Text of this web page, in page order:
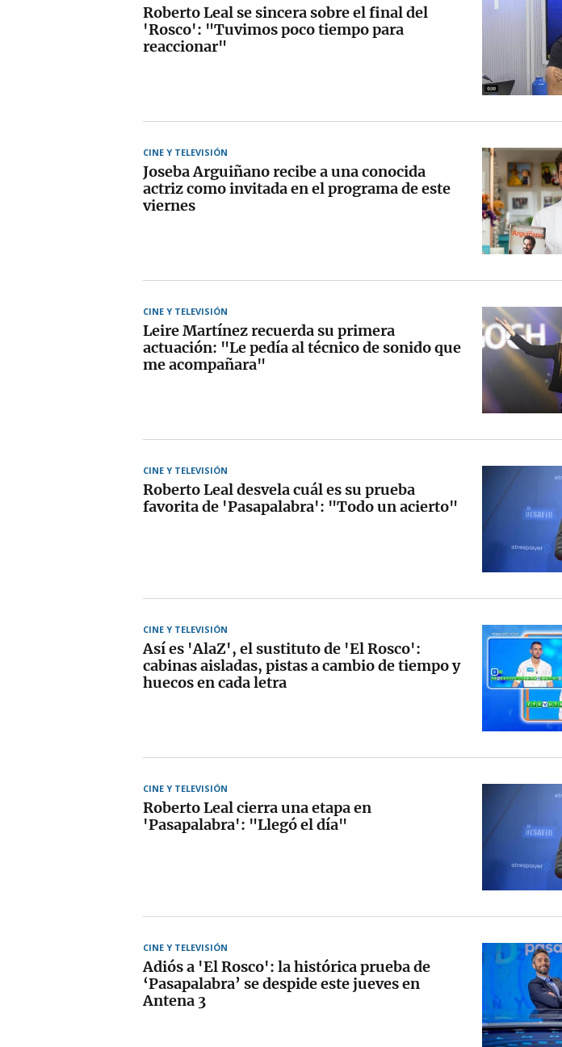
Roberto Leal se sincera sobre el final del
'Rosco': "Tuvimos poco tiempo para
reaccionar"
CINE Y TELEVISIÓN
Joseba Arguiñano recibe a una conocida
actriz como invitada en el programa de este
viernes
CINE Y TELEVISIÓN
Leire Martínez recuerda su primera
actuación: "Le pedía al técnico de sonido que
me acompañara"
CINE Y TELEVISIÓN
Roberto Leal desvela cuál es su prueba
favorita de 'Pasapalabra': "Todo un acierto"
CINE Y TELEVISIÓN
Así es 'AlaZ', el sustituto de 'El Rosco':
cabinas aisladas, pistas a cambio de tiempo y
huecos en cada letra
CINE Y TELEVISIÓN
Roberto Leal cierra una etapa en
'Pasapalabra': "Llegó el día"
CINE Y TELEVISIÓN
Adiós a 'El Rosco': la histórica prueba de
‘Pasapalabra’ se despide este jueves en
Antena 3